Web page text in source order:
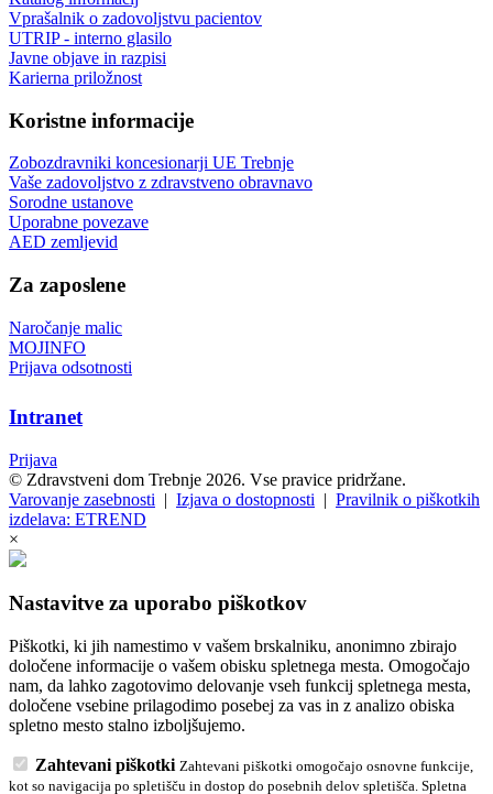
Vprašalnik o zadovoljstvu pacientov
UTRIP - interno glasilo
Javne objave in razpisi
Karierna priložnost
Koristne informacije
Zobozdravniki koncesionarji UE Trebnje
Vaše zadovoljstvo z zdravstveno obravnavo
Sorodne ustanove
Uporabne povezave
AED zemljevid
Za zaposlene
Naročanje malic
MOJINFO
Prijava odsotnosti
Intranet
Prijava
© Zdravstveni dom Trebnje 2026. Vse pravice pridržane.
Varovanje zasebnosti | Izjava o dostopnosti | Pravilnik o piškotkih
izdelava: ETREND
×
Nastavitve za uporabo piškotkov
Piškotki, ki jih namestimo v vašem brskalniku, anonimno zbirajo
določene informacije o vašem obisku spletnega mesta. Omogočajo
nam, da lahko zagotovimo delovanje vseh funkcij spletnega mesta,
določene vsebine prilagodimo posebej za vas in z analizo obiska
spletno mesto stalno izboljšujemo.
Zahtevani piškotki Zahtevani piškotki omogočajo osnovne funkcije,
kot so navigacija po spletišču in dostop do posebnih delov spletišča. Spletna